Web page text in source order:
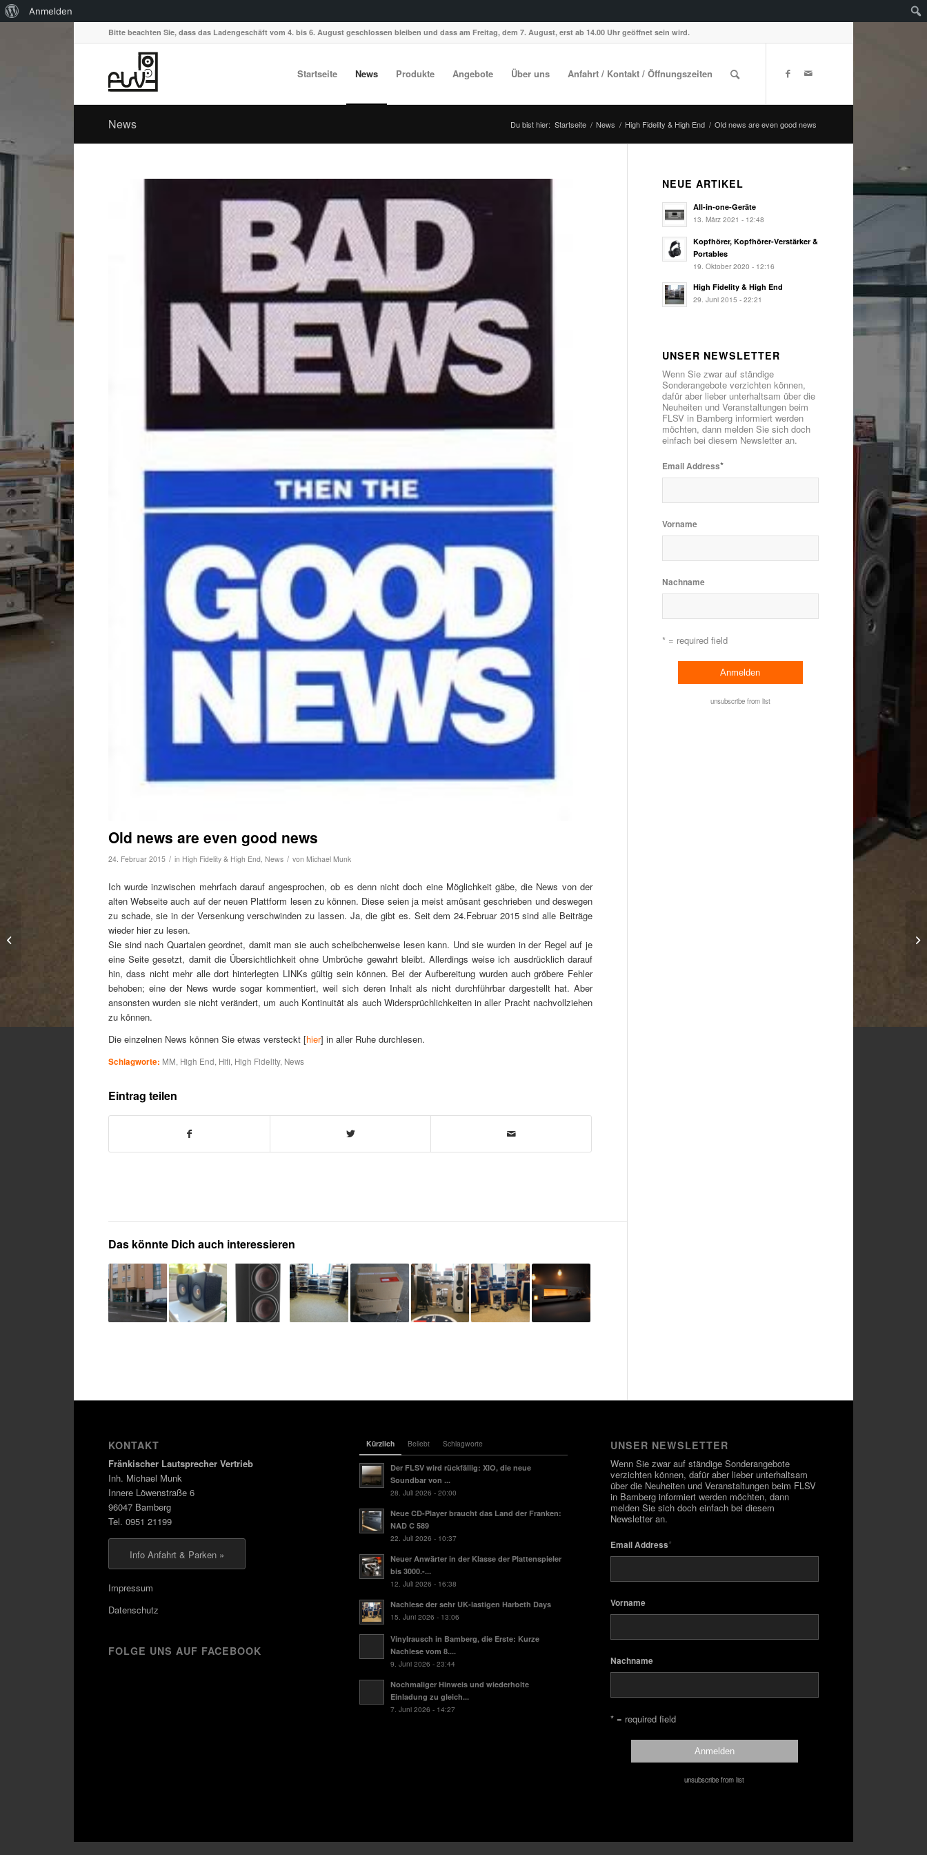
Über
Anmelden
Bitte beachten Sie, dass das Ladengeschäft vom 4. bis 6. August geschlossen bleiben und dass am Freitag, dem 7. August, erst ab 14.00 Uhr geöffnet sein wird.
Startseite News Produkte Angebote Über uns Anfahrt / Kontakt / Öffnungszeiten
News Du bist hier: Startseite / News / High Fidelity & High End / Old news are even good news
Old news are even good news
24. Februar 2015 / in High Fidelity & High End, News / von Michael Munk
Ich wurde inzwischen mehrfach darauf angesprochen, ob es denn nicht doch eine Möglichkeit gäbe, die News von der
alten Webseite auch auf der neuen Plattform lesen zu können. Diese seien ja meist amüsant geschrieben und deswegen
zu schade, sie in der Versenkung verschwinden zu lassen. Ja, die gibt es. Seit dem 24.Februar 2015 sind alle Beiträge
wieder hier zu lesen.
Sie sind nach Quartalen geordnet, damit man sie auch scheibchenweise lesen kann. Und sie wurden in der Regel auf je
eine Seite gesetzt, damit die Übersichtlichkeit ohne Umbrüche gewahrt bleibt. Allerdings weise ich ausdrücklich darauf
hin, dass nicht mehr alle dort hinterlegten LINKs gültig sein können. Bei der Aufbereitung wurden auch gröbere Fehler
behoben; eine der News wurde sogar kommentiert, weil sich deren Inhalt als nicht durchführbar dargestellt hat. Aber
ansonsten wurden sie nicht verändert, um auch Kontinuität als auch Widersprüchlichkeiten in aller Pracht nachvollziehen
zu können.
Die einzelnen News können Sie etwas versteckt [hier] in aller Ruhe durchlesen.
Schlagworte: MM, High End, Hifi, High Fidelity, News
Eintrag teilen
Das könnte Dich auch interessieren
NEUE ARTIKEL
All-in-one-Geräte
13. März 2021 - 12:48
Kopfhörer, Kopfhörer-Verstärker &
Portables
19. Oktober 2020 - 12:16
High Fidelity & High End
29. Juni 2015 - 22:21
UNSER NEWSLETTER
Wenn Sie zwar auf ständige
Sonderangebote verzichten können,
dafür aber lieber unterhaltsam über die
Neuheiten und Veranstaltungen beim
FLSV in Bamberg informiert werden
möchten, dann melden Sie sich doch
einfach bei diesem Newsletter an.
Email Address*
Vorname
Nachname
* = required field
unsubscribe from list
KONTAKT
Fränkischer Lautsprecher Vertrieb
Inh. Michael Munk
Innere Löwenstraße 6
96047 Bamberg
Tel. 0951 21199
Info Anfahrt & Parken »
Impressum
Datenschutz
FOLGE UNS AUF FACEBOOK
Kürzlich Beliebt Schlagworte
Der FLSV wird rückfällig: XIO, die neue
Soundbar von ...
28. Juli 2026 - 20:00
Neue CD-Player braucht das Land der Franken:
NAD C 589
22. Juli 2026 - 10:37
Neuer Anwärter in der Klasse der Plattenspieler
bis 3000.-...
12. Juli 2026 - 16:38
Nachlese der sehr UK-lastigen Harbeth Days
15. Juni 2026 - 13:06
Vinylrausch in Bamberg, die Erste: Kurze
Nachlese vom 8....
9. Juni 2026 - 23:44
Nochmaliger Hinweis und wiederholte
Einladung zu gleich...
7. Juni 2026 - 14:27
UNSER NEWSLETTER
Wenn Sie zwar auf ständige Sonderangebote
verzichten können, dafür aber lieber unterhaltsam
über die Neuheiten und Veranstaltungen beim FLSV
in Bamberg informiert werden möchten, dann
melden Sie sich doch einfach bei diesem
Newsletter an.
Email Address*
Vorname
Nachname
* = required field
unsubscribe from list
Bad news aren’t always